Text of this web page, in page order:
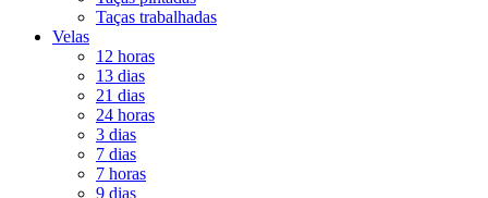
Taças trabalhadas
Velas
12 horas
13 dias
21 dias
24 horas
3 dias
7 dias
7 horas
9 dias